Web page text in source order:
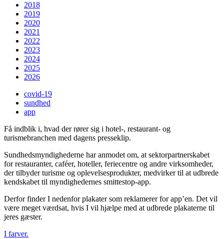
2018
2019
2020
2021
2022
2023
2024
2025
2026
covid-19
sundhed
app
Få indblik i, hvad der rører sig i hotel-, restaurant- og
turismebranchen med dagens presseklip.
Sundhedsmyndighederne har anmodet om, at sektorpartnerskabet
for restauranter, caféer, hoteller, feriecentre og andre virksomheder,
der tilbyder turisme og oplevelsesprodukter, medvirker til at udbrede
kendskabet til myndighedernes smittestop-app.
Derfor finder I nedenfor plakater som reklamerer for app’en. Det vil
være meget værdsat, hvis I vil hjælpe med at udbrede plakaterne til
jeres gæster.
I farver.